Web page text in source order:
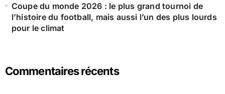
Coupe du monde 2026 : le plus grand tournoi de
l’histoire du football, mais aussi l’un des plus lourds
pour le climat
Commentaires récents